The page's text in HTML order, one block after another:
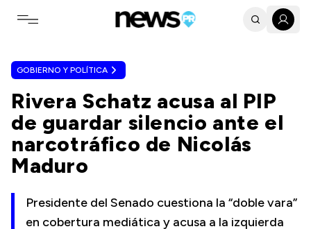
Toggle navigation menu
GOBIERNO Y POLÍTICA
Rivera Schatz acusa al PIP
de guardar silencio ante el
narcotráfico de Nicolás
Maduro
Presidente del Senado cuestiona la “doble vara”
en cobertura mediática y acusa a la izquierda